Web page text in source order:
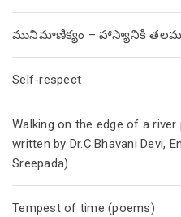
మునిమాణిక్యం – హాస్యానికి
Self-respect
Walking on the edge of a
written by Dr.C.Bhavani Devi,
Sreepada)
Tempest of time (poems)